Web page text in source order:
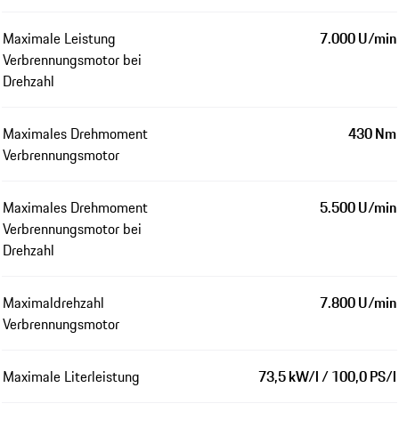
Maximale Leistung
Verbrennungsmotor bei
Drehzahl
7.000 U/min
Maximales Drehmoment
Verbrennungsmotor
430 Nm
Maximales Drehmoment
Verbrennungsmotor bei
Drehzahl
5.500 U/min
Maximaldrehzahl
Verbrennungsmotor
7.800 U/min
Maximale Literleistung 73,5 kW/l / 100,0 PS/l